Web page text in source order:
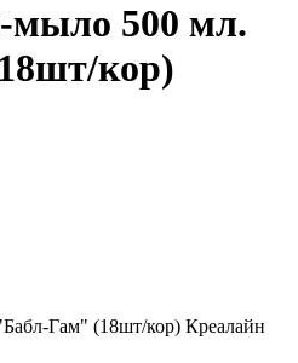
500 мл.
кор)
Гам" (18шт/кор) Креалайн